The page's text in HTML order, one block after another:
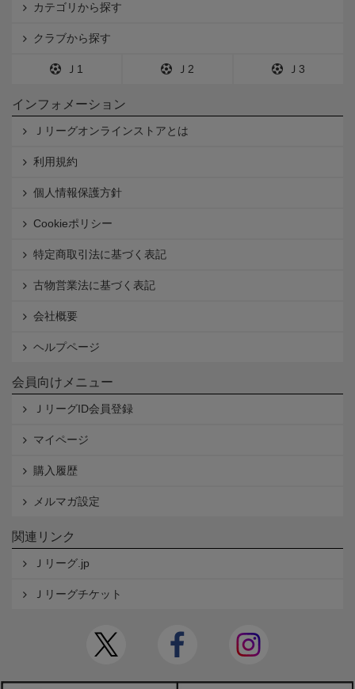
カテゴリから探す
クラブから探す
Ｊ1 Ｊ2 Ｊ3
インフォメーション
Ｊリーグオンラインストアとは
利用規約
個人情報保護方針
Cookieポリシー
特定商取引法に基づく表記
古物営業法に基づく表記
会社概要
ヘルプページ
会員向けメニュー
ＪリーグID会員登録
マイページ
購入履歴
メルマガ設定
関連リンク
Ｊリーグ.jp
Ｊリーグチケット